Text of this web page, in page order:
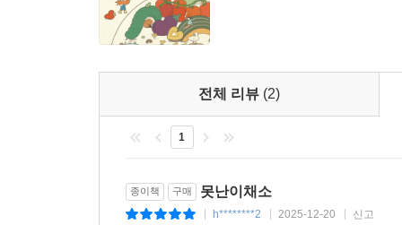
이에게 지구를 위해 어떤 움직임이 필요한지를 생
전체 리뷰 (2)
1
종이책 구매 못난이채소
h********2 2025-12-20 신고